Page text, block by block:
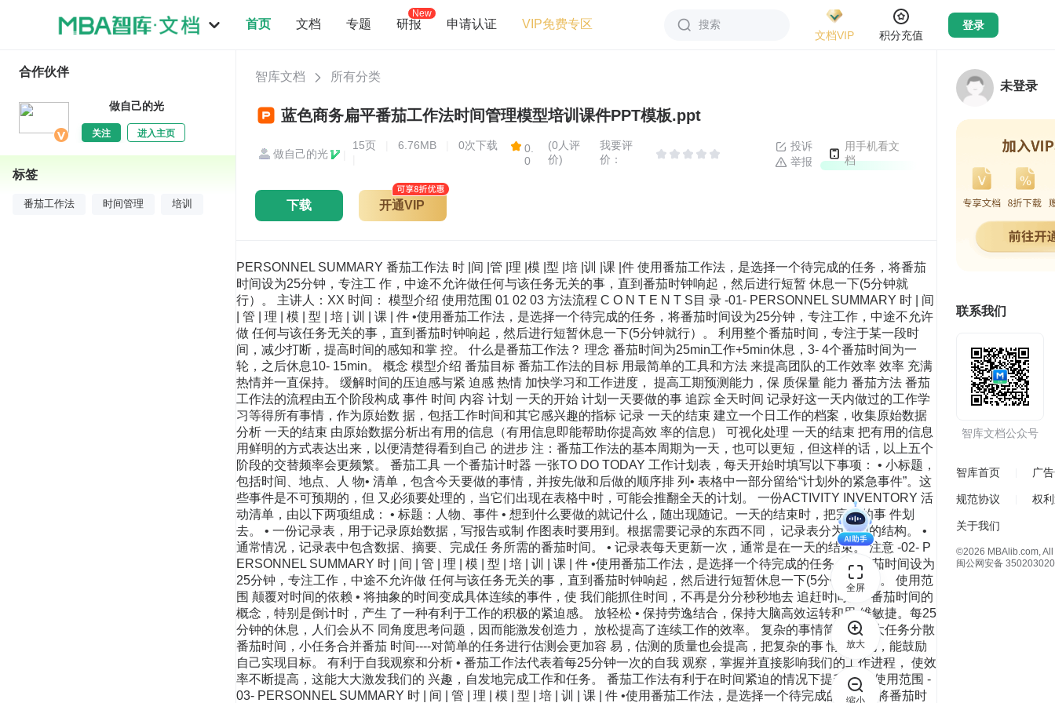
首页 文档 专题 研报
New
申请认证 VIP免费专区
搜索
文档VIP
积分充值
登录
智库文档 所有分类
蓝色商务扁平番茄工作法时间管理模型培训课件PPT模板.ppt
做自己的光
15页 6.76MB
0次下载
0.
0
(0人评
价)
我要评
价：
投诉
举报
用手机看文
档
下载 开通VIP
PERSONNEL SUMMARY 番茄工作法 时 |间 |管 |理 |模 |型 |培 |训 |课 |件 使用番茄工作法，是选择一个待完成的任务，将番茄
时间设为25分钟，专注工 作，中途不允许做任何与该任务无关的事，直到番茄时钟响起，然后进行短暂 休息一下(5分钟就
行）。 主讲人：XX 时间： 模型介绍 使用范围 01 02 03 方法流程 C O N T E N T S目 录 -01- PERSONNEL SUMMARY 时 | 间
| 管 | 理 | 模 | 型 | 培 | 训 | 课 | 件 •使用番茄工作法，是选择一个待完成的任务，将番茄时间设为25分钟，专注工作，中途不允许
做 任何与该任务无关的事，直到番茄时钟响起，然后进行短暂休息一下(5分钟就行）。 利用整个番茄时间，专注于某一段时
间，减少打断，提高时间的感知和掌 控。 什么是番茄工作法？ 理念 番茄时间为25min工作+5min休息，3- 4个番茄时间为一
轮，之后休息10- 15min。 概念 模型介绍 番茄目标 番茄工作法的目标 用最简单的工具和方法 来提高团队的工作效率 效率 充满
热情并一直保持。 缓解时间的压迫感与紧 迫感 热情 加快学习和工作进度， 提高工期预测能力，保 质保量 能力 番茄方法 番茄
工作法的流程由五个阶段构成 事件 时间 内容 计划 一天的开始 计划一天要做的事 追踪 全天时间 记录好这一天内做过的工作学
习等得所有事情，作为原始数 据，包括工作时间和其它感兴趣的指标 记录 一天的结束 建立一个日工作的档案，收集原始数据
分析 一天的结束 由原始数据分析出有用的信息（有用信息即能帮助你提高效 率的信息） 可视化处理 一天的结束 把有用的信息
用鲜明的方式表达出来，以便清楚得看到自己 的进步 注：番茄工作法的基本周期为一天，也可以更短，但这样的话，以上五个
阶段的交替频率会更频繁。 番茄工具 一个番茄计时器 一张TO DO TODAY 工作计划表，每天开始时填写以下事项： • 小标题，
包括时间、地点、人 物• 清单，包含今天要做的事情，并按先做和后做的顺序排 列• 表格中一部分留给“计划外的紧急事件”。这
些事件是不可预期的，但 又必须要处理的，当它们出现在表格中时，可能会推翻全天的计划。 一份ACTIVITY INVENTORY 活
动清单，由以下两项组成： • 标题：人物、事件 • 想到什么要做的就记什么，随出现随记。一天的结束时，把完成的事 件划
去。 • 一份记录表，用于记录原始数据，写报告或制 作图表时要用到。根据需要记录的东西不同， 记录表分为不同的结构。 •
通常情况，记录表中包含数据、摘要、完成任 务所需的番茄时间。 • 记录表每天更新一次，通常是在一天的结束。 注意 -02- P
ERSONNEL SUMMARY 时 | 间 | 管 | 理 | 模 | 型 | 培 | 训 | 课 | 件 •使用番茄工作法，是选择一个待完成的任务，将番茄时间设为
25分钟，专注工作，中途不允许做 任何与该任务无关的事，直到番茄时钟响起，然后进行短暂休息一下(5分钟就行）。 使用范
围 颠覆对时间的依赖 • 将抽象的时间变成具体连续的事件，使 我们能抓住时间，不再是分分秒秒地去 追赶时间。 • 番茄时间的
概念，特别是倒计时，产生 了一种有利于工作的积极的紧迫感。 放轻松 • 保持劳逸结合，保持大脑高效运转和思 维敏捷。每25
分钟的休息，人们会从不 同角度思考问题，因而能激发创造力， 放松提高了连续工作的效率。 复杂的事情简单化 • 大任务分散
番茄时间，小任务合并番茄 时间----对简单的任务进行估测会更加容 易，估测的质量也会提高，把复杂的事 情简单化，能鼓励
自己实现目标。 有利于自我观察和分析 • 番茄工作法代表着每25分钟一次的自我 观察，掌握并直接影响我们的工作进程， 使效
率不断提高，这能大大激发我们的 兴趣，自发地完成工作和任务。 番茄工作法有利于在时间紧迫的情况下提升效率 使用范围 -
03- PERSONNEL SUMMARY 时 | 间 | 管 | 理 | 模 | 型 | 培 | 训 | 课 | 件 •使用番茄工作法，是选择一个待完成的任务，将番茄时
合作伙伴
做自己的光
关注 进入主页
标签
番茄工作法 时间管理 培训
未登录
联系我们
智库文档公众号
智库首页 广
规范协议 权
关于我们
©2026 MBAlib.com,
闽公网安备
全屏
放大
缩小